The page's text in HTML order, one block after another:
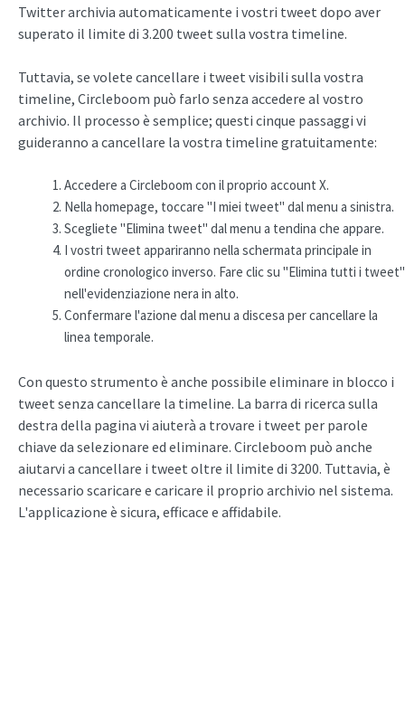
Twitter archivia automaticamente i vostri tweet dopo aver
superato il limite di 3.200 tweet sulla vostra timeline.
Tuttavia, se volete cancellare i tweet visibili sulla vostra
timeline, Circleboom può farlo senza accedere al vostro
archivio. Il processo è semplice; questi cinque passaggi vi
guideranno a cancellare la vostra timeline gratuitamente:
Accedere a Circleboom con il proprio account X.
Nella homepage, toccare "I miei tweet" dal menu a sinistra.
Scegliete "Elimina tweet" dal menu a tendina che appare.
I vostri tweet appariranno nella schermata principale in
ordine cronologico inverso. Fare clic su "Elimina tutti i tweet"
nell'evidenziazione nera in alto.
Confermare l'azione dal menu a discesa per cancellare la
linea temporale.
Con questo strumento è anche possibile eliminare in blocco i
tweet senza cancellare la timeline. La barra di ricerca sulla
destra della pagina vi aiuterà a trovare i tweet per parole
chiave da selezionare ed eliminare. Circleboom può anche
aiutarvi a cancellare i tweet oltre il limite di 3200. Tuttavia, è
necessario scaricare e caricare il proprio archivio nel sistema.
L'applicazione è sicura, efficace e affidabile.